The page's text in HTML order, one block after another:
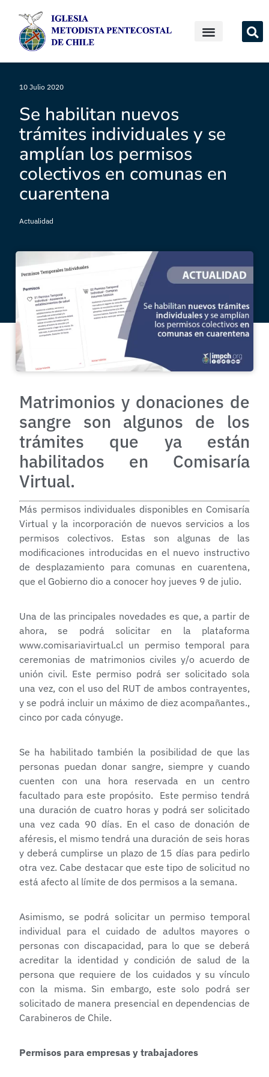
10 Julio 2020
Se habilitan nuevos
trámites individuales y se
amplían los permisos
colectivos en comunas en
cuarentena
Actualidad
Matrimonios y donaciones de
sangre son algunos de los
trámites que ya están
habilitados en Comisaría
Virtual.
Más permisos individuales disponibles en Comisaría
Virtual y la incorporación de nuevos servicios a los
permisos colectivos. Estas son algunas de las
modificaciones introducidas en el nuevo instructivo
de desplazamiento para comunas en cuarentena,
que el Gobierno dio a conocer hoy jueves 9 de julio.
Una de las principales novedades es que, a partir de
ahora, se podrá solicitar en la plataforma
www.comisariavirtual.cl un permiso temporal para
ceremonias de matrimonios civiles y/o acuerdo de
unión civil. Este permiso podrá ser solicitado sola
una vez, con el uso del RUT de ambos contrayentes,
y se podrá incluir un máximo de diez acompañantes.,
cinco por cada cónyuge.
Se ha habilitado también la posibilidad de que las
personas puedan donar sangre, siempre y cuando
cuenten con una hora reservada en un centro
facultado para este propósito. Este permiso tendrá
una duración de cuatro horas y podrá ser solicitado
una vez cada 90 días. En el caso de donación de
aféresis, el mismo tendrá una duración de seis horas
y deberá cumplirse un plazo de 15 días para pedirlo
otra vez. Cabe destacar que este tipo de solicitud no
está afecto al límite de dos permisos a la semana.
Asimismo, se podrá solicitar un permiso temporal
individual para el cuidado de adultos mayores o
personas con discapacidad, para lo que se deberá
acreditar la identidad y condición de salud de la
persona que requiere de los cuidados y su vínculo
con la misma. Sin embargo, este solo podrá ser
solicitado de manera presencial en dependencias de
Carabineros de Chile.
Permisos para empresas y trabajadores